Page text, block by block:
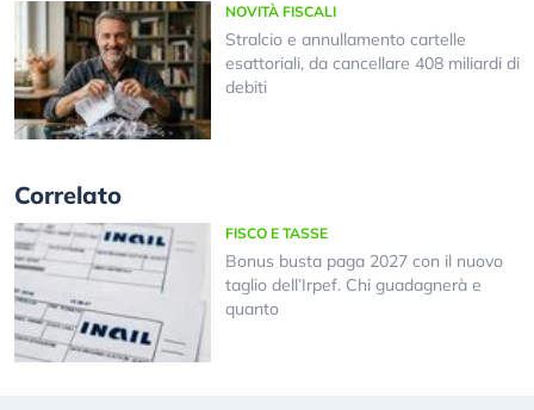
NOVITÀ FISCALI
Stralcio e annullamento cartelle
esattoriali, da cancellare 408 miliardi di
debiti
Correlato
FISCO E TASSE
Bonus busta paga 2027 con il nuovo
taglio dell’Irpef. Chi guadagnerà e
quanto